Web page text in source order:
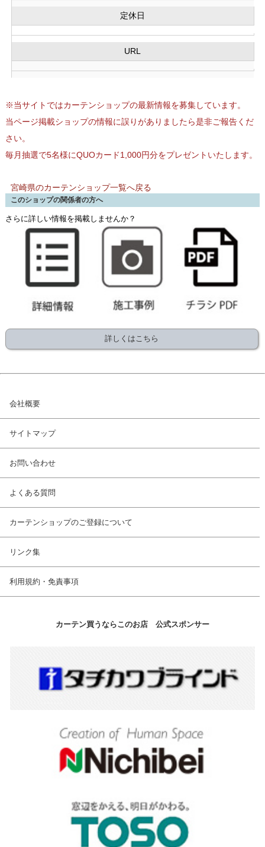
定休日
URL
※当サイトではカーテンショップの最新情報を募集しています。
当ページ掲載ショップの情報に誤りがありましたら是非ご報告くだ
さい。
毎月抽選で5名様にQUOカード1,000円分をプレゼントいたします。
宮崎県のカーテンショップ一覧へ戻る
このショップの関係者の方へ
さらに詳しい情報を掲載しませんか？
詳しくはこちら
会社概要
サイトマップ
お問い合わせ
よくある質問
カーテンショップのご登録について
リンク集
利用規約・免責事項
カーテン買うならこのお店 公式スポンサー